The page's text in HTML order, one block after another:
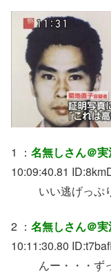
1 ： 名無しさん＠
10:09:40.81
いい逃げっぷ
2 ： 名無しさん＠
10:11:30.80
んー・・・ず